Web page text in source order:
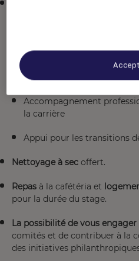
Conseils juridiques et
Services en santé et nutrition
Accompagnement
la carrière
Appui pour les transitions
Nettoyage à sec offert.
Repas à la cafétéria et
pour la durée du stage.
La possibilité de vous
comités et de contribuer à la
des initiatives